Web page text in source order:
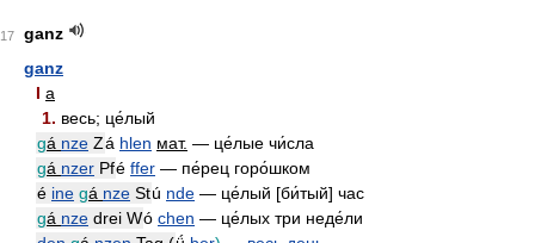
17
ganz
ganz
I a
1. весь; це́лый
gá nze Zá hlen мат. — це́лые чи́сла
gá nzer Pfé ffer — пе́рец горо́шком
é ine gá nze Stú nde — це́лый [би́тый] час
gá nze drei Wó chen — це́лых три неде́ли